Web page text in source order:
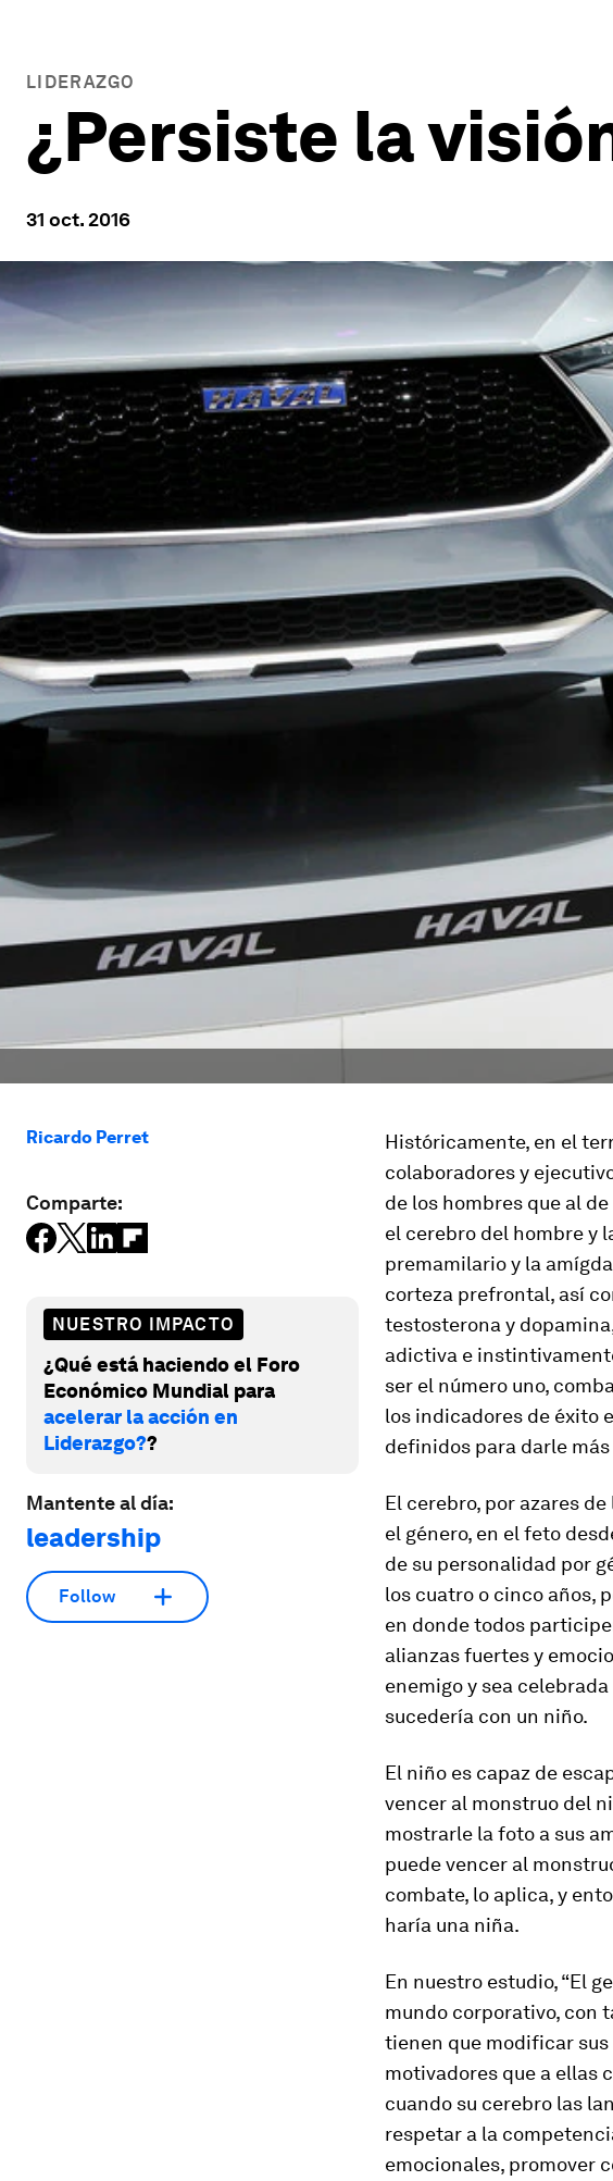
LIDERAZGO
¿Persiste la
31 oct. 2016
Ricardo Perret
Comparte:
NUESTRO IMPACTO
¿Qué está haciendo el Foro
Económico Mundial para
acelerar la acción en
Liderazgo??
Mantente al día:
leadership
Follow
Histórica­mente, en el
colaboradores y
de los hombres que al
el cerebro del hombre y
premamilario y la
corteza prefrontal, así
testos­terona y
adictiva e
ser el número uno,
los indicadores de éxito
definidos para darle
El cerebro, por azares
el género, en el feto
de su personalidad por
los cuatro o cinco años,
en donde todos
alianzas fuertes y
enemigo y sea
suce­dería con un niño.
El niño es capaz de
vencer al monstruo del
mostrarle la foto a sus
puede vencer al
combate, lo aplica, y
haría una niña.
En nuestro estudio, “El
mundo corporativo, con
tienen que modificar
motivadores que a ellas
cuando su cerebro las
respetar a la
emocionales, promover